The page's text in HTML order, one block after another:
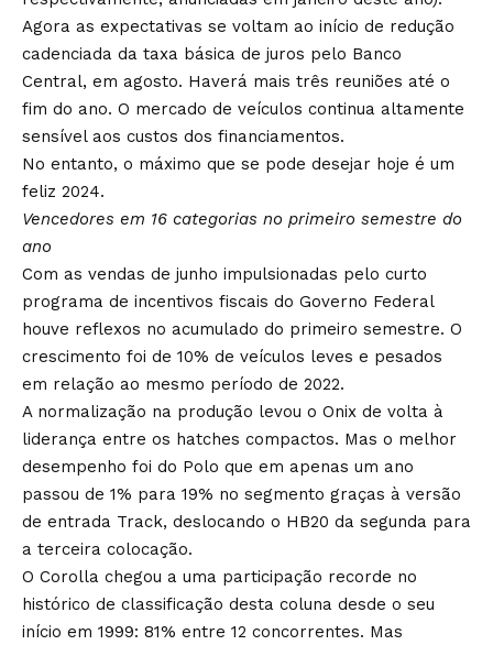
Agora as expectativas se voltam ao início de redução
cadenciada da taxa básica de juros pelo Banco
Central, em agosto. Haverá mais três reuniões até o
fim do ano. O mercado de veículos continua altamente
sensível aos custos dos financiamentos.
No entanto, o máximo que se pode desejar hoje é um
feliz 2024.
Vencedores em 16 categorias no primeiro semestre do
ano
Com as vendas de junho impulsionadas pelo curto
programa de incentivos fiscais do Governo Federal
houve reflexos no acumulado do primeiro semestre. O
crescimento foi de 10% de veículos leves e pesados
em relação ao mesmo período de 2022.
A normalização na produção levou o Onix de volta à
liderança entre os hatches compactos. Mas o melhor
desempenho foi do Polo que em apenas um ano
passou de 1% para 19% no segmento graças à versão
de entrada Track, deslocando o HB20 da segunda para
a terceira colocação.
O Corolla chegou a uma participação recorde no
histórico de classificação desta coluna desde o seu
início em 1999: 81% entre 12 concorrentes. Mas